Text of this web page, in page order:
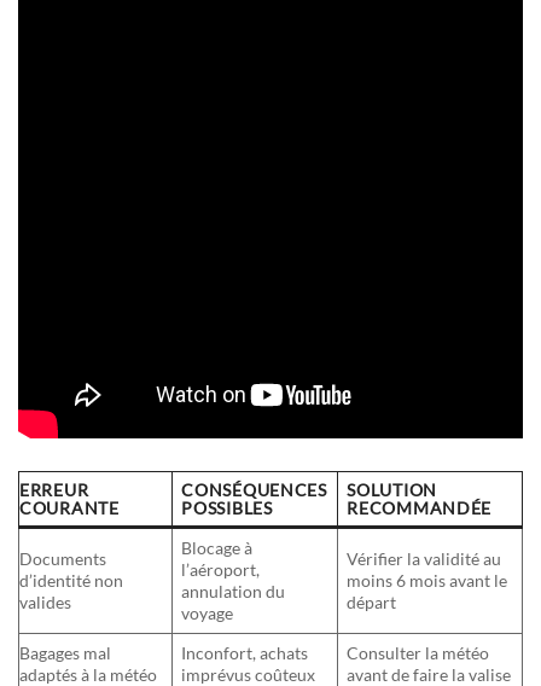
ERREUR
COURANTE
CONSÉQUENCES
POSSIBLES
SOLUTION
RECOMMANDÉE
Documents
d’identité non
valides
Blocage à
l’aéroport,
annulation du
voyage
Vérifier la validité au
moins 6 mois avant le
départ
Bagages mal
adaptés à la météo
Inconfort, achats
imprévus coûteux
Consulter la météo
avant de faire la valise